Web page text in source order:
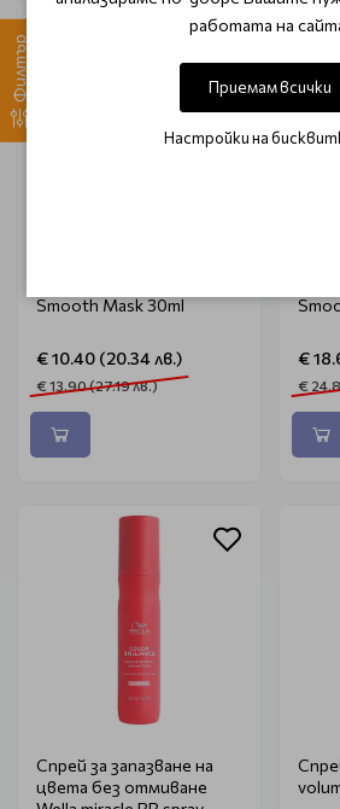
Филтър
Smooth Mask 30ml
€ 10.40 (20.34 лв.)
€ 13.90 (27.19 лв.)
-25%
€
€
Спрей за запазване на
цвета без отмиване
работата на
Приемам всички
Настройки на